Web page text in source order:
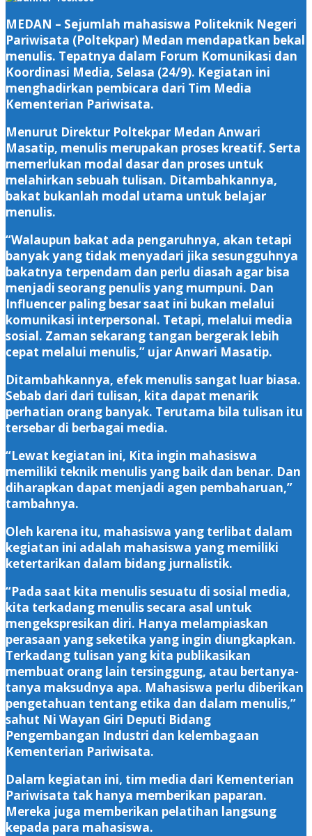
MEDAN – Sejumlah mahasiswa Politeknik Negeri
Pariwisata (Poltekpar) Medan mendapatkan bekal
menulis. Tepatnya dalam Forum Komunikasi dan
Koordinasi Media, Selasa (24/9). Kegiatan ini
menghadirkan pembicara dari Tim Media
Kementerian Pariwisata.
Menurut Direktur Poltekpar Medan Anwari
Masatip, menulis merupakan proses kreatif. Serta
memerlukan modal dasar dan proses untuk
melahirkan sebuah tulisan. Ditambahkannya,
bakat bukanlah modal utama untuk belajar
menulis.
“Walaupun bakat ada pengaruhnya, akan tetapi
banyak yang tidak menyadari jika sesungguhnya
bakatnya terpendam dan perlu diasah agar bisa
menjadi seorang penulis yang mumpuni. Dan
Influencer paling besar saat ini bukan melalui
komunikasi interpersonal. Tetapi, melalui media
sosial. Zaman sekarang tangan bergerak lebih
cepat melalui menulis,” ujar Anwari Masatip.
Ditambahkannya, efek menulis sangat luar biasa.
Sebab dari dari tulisan, kita dapat menarik
perhatian orang banyak. Terutama bila tulisan itu
tersebar di berbagai media.
“Lewat kegiatan ini, Kita ingin mahasiswa
memiliki teknik menulis yang baik dan benar. Dan
diharapkan dapat menjadi agen pembaharuan,”
tambahnya.
Oleh karena itu, mahasiswa yang terlibat dalam
kegiatan ini adalah mahasiswa yang memiliki
ketertarikan dalam bidang jurnalistik.
“Pada saat kita menulis sesuatu di sosial media,
kita terkadang menulis secara asal untuk
mengekspresikan diri. Hanya melampiaskan
perasaan yang seketika yang ingin diungkapkan.
Terkadang tulisan yang kita publikasikan
membuat orang lain tersinggung, atau bertanya-
tanya maksudnya apa. Mahasiswa perlu diberikan
pengetahuan tentang etika dan dalam menulis,”
sahut Ni Wayan Giri Deputi Bidang
Pengembangan Industri dan kelembagaan
Kementerian Pariwisata.
Dalam kegiatan ini, tim media dari Kementerian
Pariwisata tak hanya memberikan paparan.
Mereka juga memberikan pelatihan langsung
kepada para mahasiswa.